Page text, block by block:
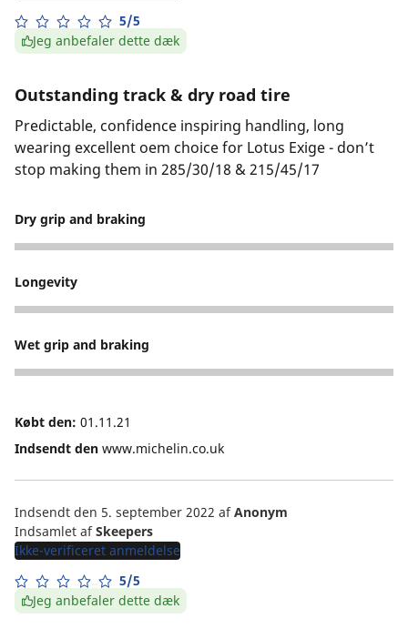
5/5
Jeg anbefaler dette dæk
Outstanding track & dry road tire
Predictable, confidence inspiring handling, long
wearing excellent oem choice for Lotus Exige - don’t
stop making them in 285/30/18 & 215/45/17
Dry grip and braking
5
Longevity
4
Wet grip and braking
3
Købt den: 01.11.21
Indsendt den www.michelin.co.uk
Indsendt den 5. september 2022 afAnonym
Indsamlet afSkeepers
Ikke-verificeret anmeldelse
5/5
Jeg anbefaler dette dæk